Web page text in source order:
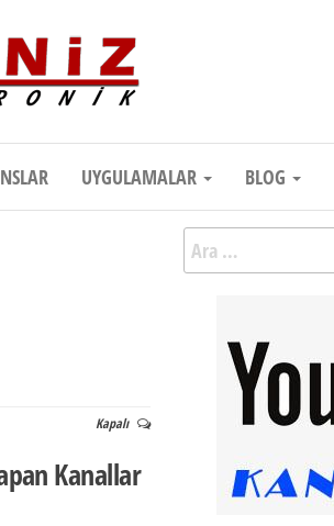
Kaliteli Hizmet | Çorum Elektronik Firması
UYGULAMALAR BLOG
Kapalı
Kanallar
Arama: